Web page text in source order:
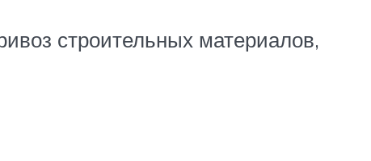
строительных материалов,